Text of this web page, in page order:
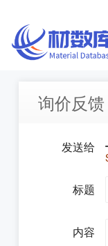
询价反
发送给
标题
内容